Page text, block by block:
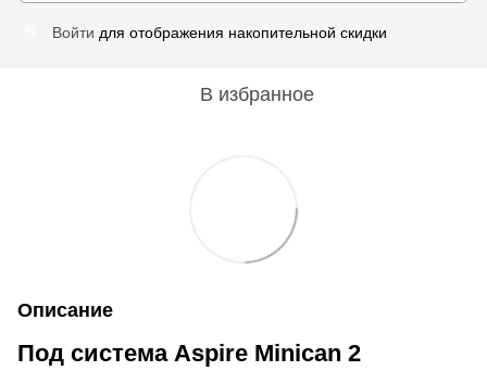
Войти для отображения накопительной скидки
В избранное
Описание
Под система Aspire Minican 2